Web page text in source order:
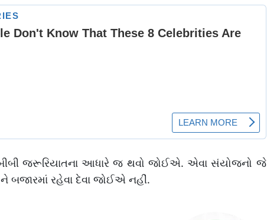
જરૂરિયાતના આધારે જ થવો જોઈએ. એવા સંયોજનો જે
બજારમાં રહેવા દેવા જોઈએ નહીં.